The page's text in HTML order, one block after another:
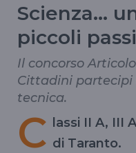
Scienza...
piccoli passi
Il concorso
Cittadini partecipi
tecnica.
C
lassi II A, III
di Taranto.